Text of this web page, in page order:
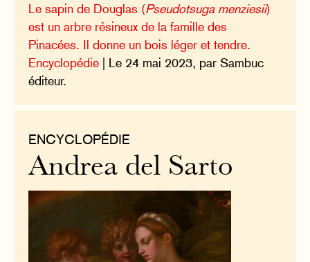
Le sapin de Douglas (Pseudotsuga menziesii)
est un arbre résineux de la famille des
Pinacées. Il donne un bois léger et tendre.
Encyclopédie | Le 24 mai 2023, par Sambuc
éditeur.
ENCYCLOPÉDIE
Andrea del Sarto